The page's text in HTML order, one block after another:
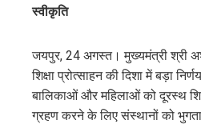
स्वीकृति
जयपुर, 24 अगस्त। मुख्यमंत्री श्री
शिक्षा प्रोत्साहन की दिशा में बड़ा
बालिकाओं और महिलाओं को दूरस्थ
ग्रहण करने के लिए संस्थानों को